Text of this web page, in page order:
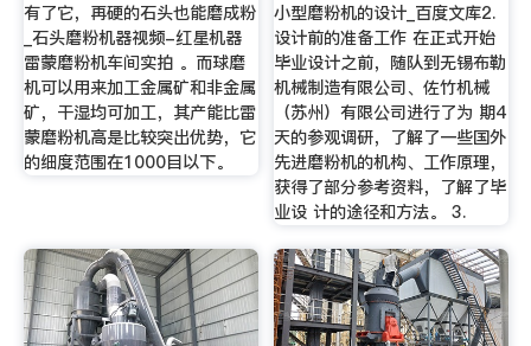
有了它，再硬的石头也能磨成粉
_石头磨粉机器视频-红星机器
雷蒙磨粉机车间实拍 。而球磨
机可以用来加工金属矿和非金属
矿，干湿均可加工，其产能比雷
蒙磨粉机高是比较突出优势，它
的细度范围在1000目以下。
小型磨粉机的设计_百度文库2.
设计前的准备工作 在正式开始
毕业设计之前，随队到无锡布勒
机械制造有限公司、佐竹机械
（苏州）有限公司进行了为 期4
天的参观调研，了解了一些国外
先进磨粉机的机构、工作原理，
获得了部分参考资料，了解了毕
业设 计的途径和方法。 3.